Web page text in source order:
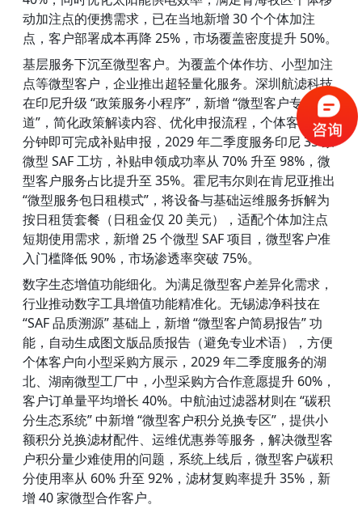
动加注点的便携需求，已在当地新增 30 个个体加注
点，客户部署成本再降 25%，市场覆盖密度提升 50%。
基层服务下沉至微型客户。为覆盖个体作坊、小型加注
点等微型客户，企业推出超轻量化服务。深圳航滤科技
在印尼升级 “政策服务小程序”，新增 “微型客户专属通
道”，简化政策解读内容、优化申报流程，个体客户 10
分钟即可完成补贴申报，2029 年二季度服务印尼 35 家
微型 SAF 工坊，补贴申领成功率从 70% 升至 98%，微
型客户服务占比提升至 35%。霍尼韦尔则在肯尼亚推出
“微型服务包日租模式”，将设备与基础运维服务拆解为
按日租赁套餐（日租金仅 20 美元），适配个体加注点
短期使用需求，新增 25 个微型 SAF 项目，微型客户准
入门槛降低 90%，市场渗透率突破 75%。
数字生态增值功能细化。为满足微型客户差异化需求，
行业推动数字工具增值功能精准化。无锡滤净科技在
“SAF 品质溯源” 基础上，新增 “微型客户简易报告” 功
能，自动生成图文版品质报告（避免专业术语），方便
个体客户向小型采购方展示，2029 年二季度服务的湖
北、湖南微型工厂中，小型采购方合作意愿提升 60%，
客户订单量平均增长 40%。中航油过滤器材则在 “碳积
分生态系统” 中新增 “微型客户积分兑换专区”，提供小
额积分兑换滤材配件、运维优惠券等服务，解决微型客
户积分量少难使用的问题，系统上线后，微型客户碳积
分使用率从 60% 升至 92%，滤材复购率提升 35%，新
增 40 家微型合作客户。